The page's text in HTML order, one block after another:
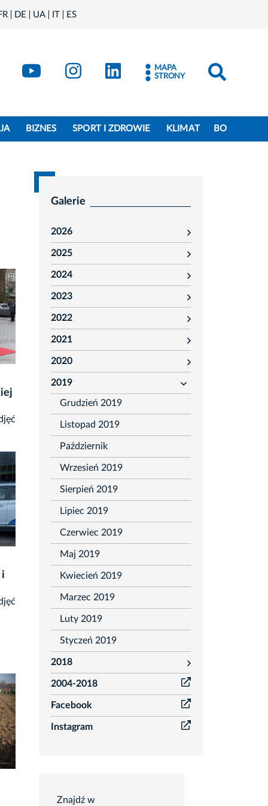
DE UA IT ES
Kraków - X
Kraków - YouTube
Kraków - Instagram
Kraków - LinkedIn
MAPA
STRONY
BIZNES SPORT I ZDROWIE KLIMAT BO
i
Galerie
2026
rozwiń
2025
rozwiń
2024
rozwiń
2023
rozwiń
2022
rozwiń
2021
rozwiń
2020
rozwiń
2019
rozwiń
Grudzień 2019
Listopad 2019
Październik
Wrzesień 2019
Sierpień 2019
Lipiec 2019
Czerwiec 2019
Maj 2019
Kwiecień 2019
Marzec 2019
Luty 2019
Styczeń 2019
2018
rozwiń
2004-2018
Facebook
Instagram
OtoFotokroniki
Znajdź w